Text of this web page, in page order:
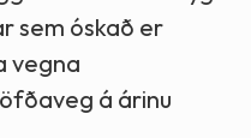
sem óskað er
vegna
á árinu